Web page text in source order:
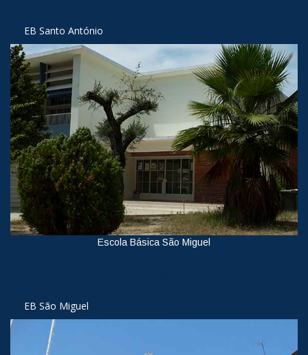
EB Santo António
Escola Básica São Miguel
EB São Miguel